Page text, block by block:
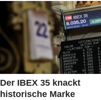
Der IBEX 35 knackt
historische Marke